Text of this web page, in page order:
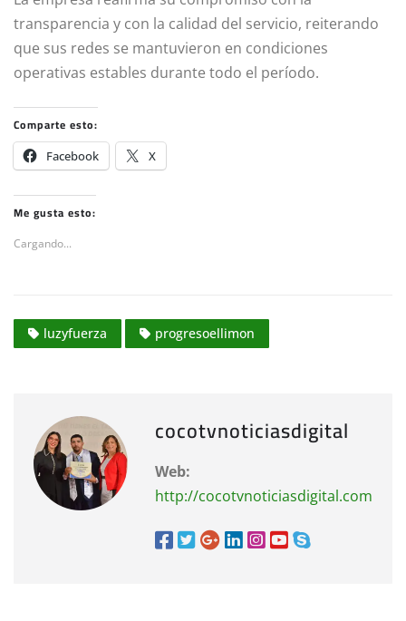
transparencia y con la calidad del servicio, reiterando
que sus redes se mantuvieron en condiciones
operativas estables durante todo el período.
Comparte esto:
Facebook X
Me gusta esto:
Cargando...
luzyfuerza progresoellimon
cocotvnoticiasdigital
Web:
http://cocotvnoticiasdigital.com